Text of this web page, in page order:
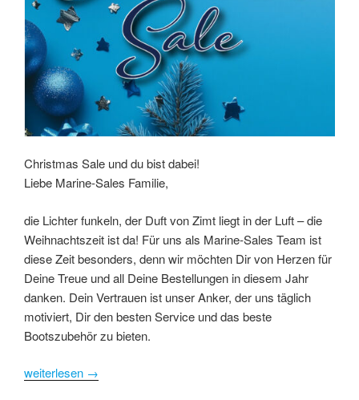
Christmas Sale und du bist dabei!
Liebe Marine-Sales Familie,
die Lichter funkeln, der Duft von Zimt liegt in der Luft – die
Weihnachtszeit ist da! Für uns als Marine-Sales Team ist
diese Zeit besonders, denn wir möchten Dir von Herzen für
Deine Treue und all Deine Bestellungen in diesem Jahr
danken. Dein Vertrauen ist unser Anker, der uns täglich
motiviert, Dir den besten Service und das beste
Bootszubehör zu bieten.
weiterlesen →